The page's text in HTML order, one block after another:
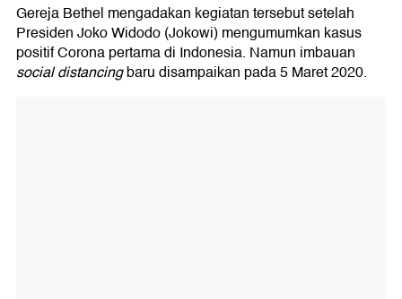
Gereja Bethel mengadakan kegiatan tersebut setelah
Presiden Joko Widodo (Jokowi) mengumumkan kasus
positif Corona pertama di Indonesia. Namun imbauan
social distancingbaru disampaikan pada 5 Maret 2020.